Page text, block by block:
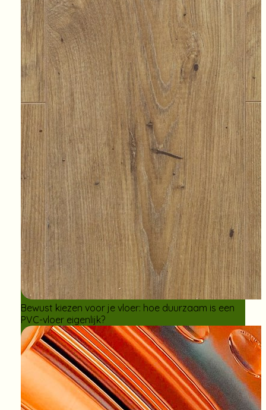
Bewust kiezen voor je vloer: hoe duurzaam is een
PVC-vloer eigenlijk?